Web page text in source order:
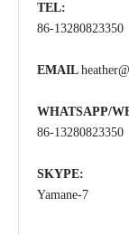
TEL:
86-13280823350
EMAIL
WHATSAPP/
86-13280823350
SKYPE:
Yamane-7